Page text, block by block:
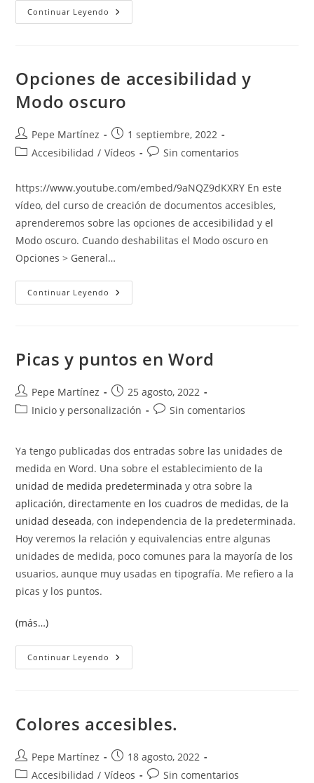
Continuar Leyendo Creación
De
Opciones de accesibilidad y
Modo oscuro
Autor
de
Pepe Martínez
Publicación
de
1 septiembre, 2022
Categoría
la
entrada:
Accesibilidad / Vídeos
Comentarios
entrada:
Sin comentarios
https://www.youtube.com/embed/9aNQZ9dKXRY En este
vídeo, del curso de creación de documentos accesibles,
aprenderemos sobre las opciones de accesibilidad y el
Modo oscuro. Cuando deshabilitas el Modo oscuro en
Opciones > General…
Continuar Leyendo Opciones
De
Picas y puntos en Word
Autor
de
Pepe Martínez
Publicación
de
25 agosto, 2022
Categoría
entrada:
Inicio y personalización
Comentarios
entrada:
Sin comentarios
Ya tengo publicadas dos entradas sobre las unidades de
medida en Word. Una sobre el establecimiento de la
unidad de medida predeterminada y otra sobre la
aplicación, directamente en los cuadros de medidas, de la
unidad deseada, con independencia de la predeterminada.
Hoy veremos la relación y equivalencias entre algunas
unidades de medida, poco comunes para la mayoría de los
usuarios, aunque muy usadas en tipografía. Me refiero a la
picas y los puntos.
(más…)
Continuar Leyendo Picas
Y
Colores accesibles.
Autor
de
Pepe Martínez
Publicación
de
18 agosto, 2022
Categoría
Accesibilidad / Vídeos
Comentarios
Sin comentarios